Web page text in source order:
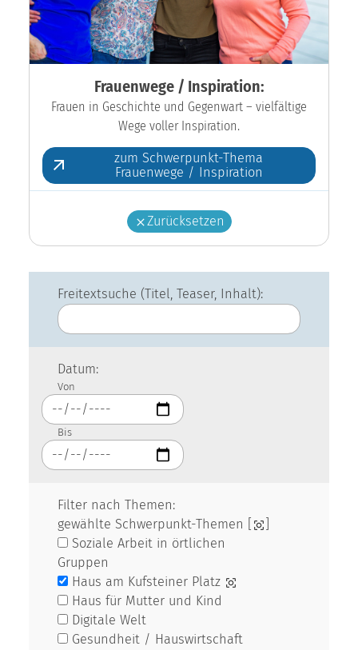
Frauenwege / Inspiration:
Frauen in Geschichte und Gegenwart – vielfältige
Wege voller Inspiration.
zum Schwerpunkt-Thema
Frauenwege / Inspiration
Zurücksetzen
Freitextsuche (Titel, Teaser, Inhalt):
Datum:
Von
Bis
Filter nach Themen:
gewählte Schwerpunkt-Themen [
Soziale Arbeit in örtlichen
Gruppen
Haus am Kufsteiner Platz
Haus für Mutter und Kind
Digitale Welt
Gesundheit / Hauswirtschaft